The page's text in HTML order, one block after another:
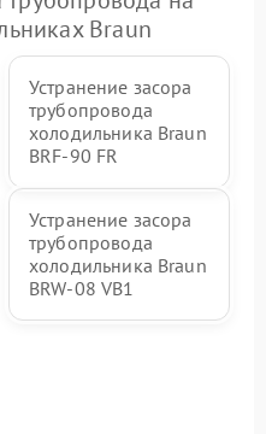
Braun
Устранение засора
трубопровода
холодильника Braun
BRF-90 FR
Устранение засора
трубопровода
холодильника Braun
BRW-08 VB1